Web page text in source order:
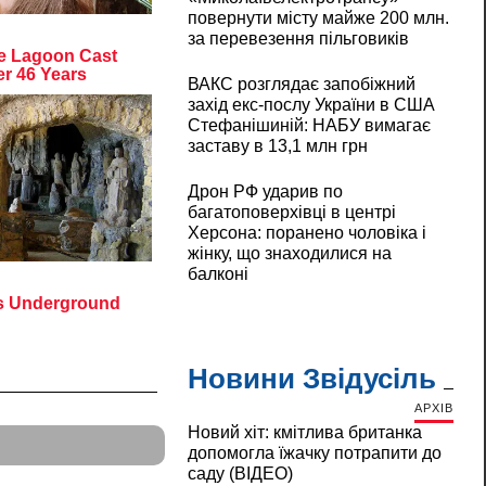
повернути місту майже 200 млн.
за перевезення пільговиків
ВАКС розглядає запобіжний
захід екс-послу України в США
Стефанішиній: НАБУ вимагає
заставу в 13,1 млн грн
Дрон РФ ударив по
багатоповерхівці в центрі
Херсона: поранено чоловіка і
жінку, що знаходилися на
балконі
Новини Звідусіль
АРХІВ
Новий хіт: кмітлива британка
допомогла їжачку потрапити до
саду (ВІДЕО)